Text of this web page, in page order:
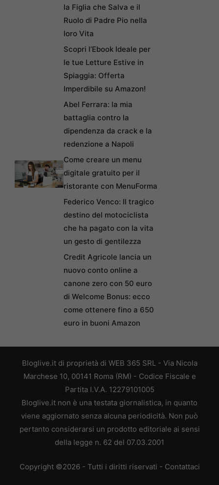
la Figlia che Salva e il
Ruolo di Padre Pio nella
loro Vita
Scopri l’Ebook Ideale per
le tue Letture Estive in
Spiaggia: Offerta
Imperdibile su Amazon!
Abel Ferrara: la mia
battaglia contro la
dipendenza da crack e la
redenzione a Napoli
Come creare un menu
digitale gratuito per il
ristorante con MenuForma
Federico Venco: Il tragico
destino del motociclista
che ha pagato con la vita
un gesto di gentilezza
Credit Agricole lancia un
nuovo conto online a
canone zero con 50 euro
di Welcome Bonus: ecco
come ottenere fino a 650
euro in buoni Amazon
Bloglive.it di proprietà di WEB 365 SRL - Via Nicola
Marchese 10, 00141 Roma (RM) - Codice Fiscale e
Partita I.V.A. 12279101005
Bloglive.it non è una testata giornalistica, in quanto
viene aggiornato senza alcuna periodicità. Non può
pertanto considerarsi un prodotto editoriale ai sensi
della legge n. 62 del 07.03.2001
Copyright ©2026 - Tutti i diritti riservati - Contattaci